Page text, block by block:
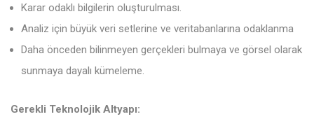
Karar odaklı bilgilerin oluşturulması.
Analiz için büyük veri setlerine ve veritabanlarına odaklanma
Daha önceden bilinmeyen gerçekleri bulmaya ve görsel olarak
sunmaya dayalı kümeleme.
Gerekli Teknolojik Altyapı: